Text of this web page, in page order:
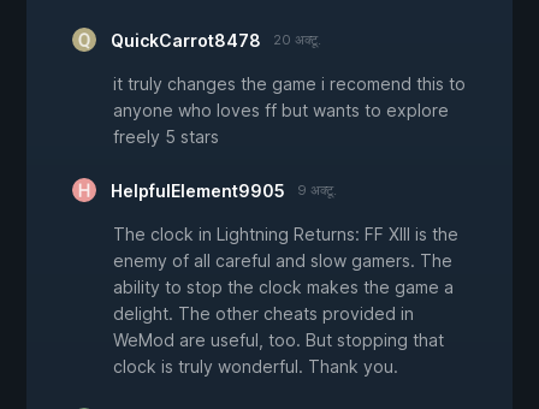
QuickCarrot8478 20 अक्टू.
it truly changes the game i recomend this to
anyone who loves ff but wants to explore
freely 5 stars
HelpfulElement9905 9 अक्टू.
The clock in Lightning Returns: FF XIII is the
enemy of all careful and slow gamers. The
ability to stop the clock makes the game a
delight. The other cheats provided in
WeMod are useful, too. But stopping that
clock is truly wonderful. Thank you.